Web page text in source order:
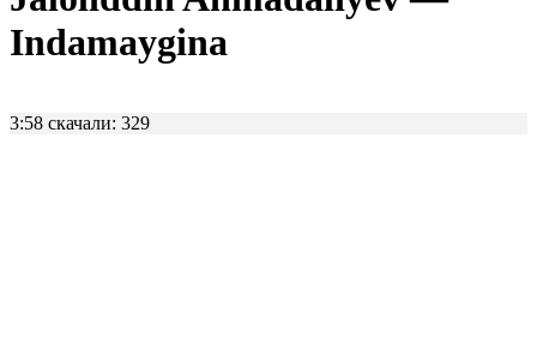
Indamaygina
3:58 скачали: 329